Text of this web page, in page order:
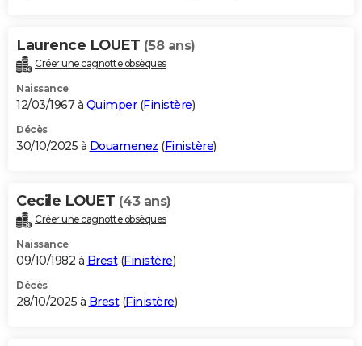
Laurence LOUET (58 ans)
Créer une cagnotte obsèques
Naissance
12/03/1967 à Quimper(Finistère)
Décès
30/10/2025 à Douarnenez (Finistère)
Cecile LOUET (43 ans)
Créer une cagnotte obsèques
Naissance
09/10/1982 à Brest(Finistère)
Décès
28/10/2025 à Brest(Finistère)